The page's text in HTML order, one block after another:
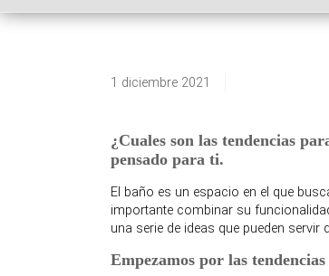
1 diciembre 2021
¿Cuales son las tendencias
pensado para ti.
El baño es un espacio en el que
importante combinar su
una serie de ideas que pueden
Empezamos por las